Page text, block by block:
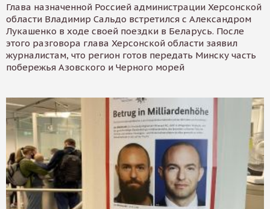
Глава назначенной Россией администрации Херсонской
области Владимир Сальдо встретился с Александром
Лукашенко в ходе своей поездки в Беларусь. После
этого разговора глава Херсонской области заявил
журналистам, что регион готов передать Минску часть
побережья Азовского и Черного морей